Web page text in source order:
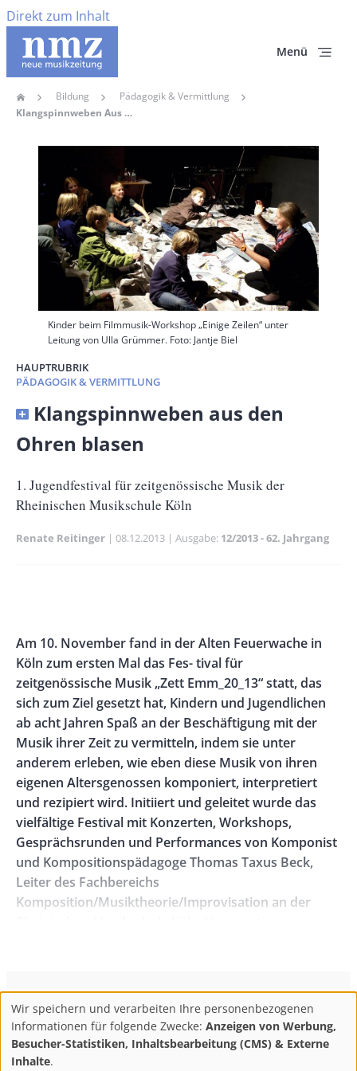
Direkt zum Inhalt
Menü
Pfadnavigation
Home Bildung
Pädagogik & Vermittlung
Klangspinnweben Aus Den Ohren Blasen
Kinder beim Filmmusik-Workshop „Einige Zeilen“ unter
Leitung von Ulla Grümmer. Foto: Jantje Biel
HAUPTRUBRIK
PÄDAGOGIK & VERMITTLUNG
Banner
Size
Klangspinnweben aus den
Ohren blasen
Untertitel
1. Jugendfestival für zeitgenössische Musik der
Rheinischen Musikschule Köln
Renate Reitinger Publikationsdatum
08.12.2013 Ausgabe 12/2013 - 62. Jahrgang
Rectangle
Right
Body
Am 10. November fand in der Alten Feuerwache in
Köln zum ersten Mal das Fes- tival für
zeitgenössische Musik „Zett Emm_20_13“ statt, das
sich zum Ziel gesetzt hat, Kindern und Jugendlichen
ab acht Jahren Spaß an der Beschäftigung mit der
Musik ihrer Zeit zu vermitteln, indem sie unter
anderem erleben, wie eben diese Musik von ihren
eigenen Altersgenossen komponiert, interpretiert
und rezipiert wird. Initiiert und geleitet wurde das
vielfältige Festival mit Konzerten, Workshops,
Gesprächsrunden und Performances von Komponist
und Kompositionspädagoge Thomas Taxus Beck,
Leiter des Fachbereichs
Komposition/Musiktheorie/Improvisation an der
Börner-Stiftung.
Die Frage, ob es neben den etablierten Festivals zur
zeitgenössischen Musik nun unbedingt auch noch ein
Footer
ConBrio Kulturmedienhaus AGB
Datenschutz
Impressum
Info & Kontakt
Abo kündigen / Widerruf der Bestellung
Use
of
personal
Wir speichern und verarbeiten Ihre personenbezogenen
Informationen für folgende Zwecke: Anzeigen von Werbung,
Besucher-Statistiken, Inhaltsbearbeitung (CMS) & Externe
Inhalte.